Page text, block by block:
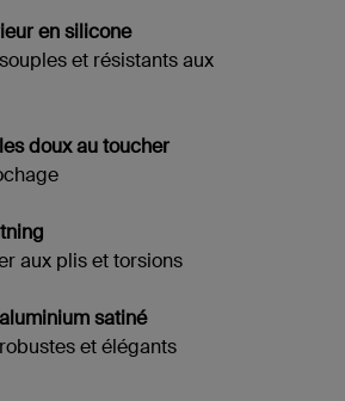
en silicone
et résistants aux
doux au toucher
aux plis et torsions
satiné
et élégants